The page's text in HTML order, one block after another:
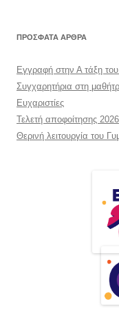
ΠΡΌΣΦΑΤΑ ΆΡΘΡΑ
Εγγραφή στην Α τάξη
Συγχαρητήρια στη
Ευχαριστίες
Τελετή αποφοίτησης 2026
Θερινή λειτουργία του